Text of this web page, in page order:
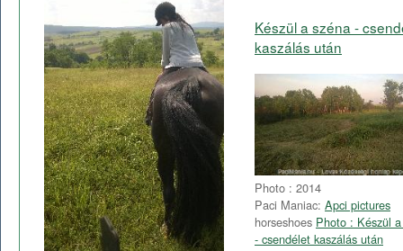
Készül a széna -
kaszálás után
Photo : 2014
Paci Maniac: Apci pictures
horseshoes Photo : Készül
- csendélet kaszálás után